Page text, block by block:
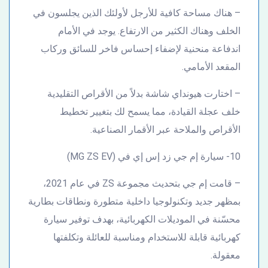
– هناك مساحة كافية للأرجل لأولئك الذين يجلسون في
الخلف وهناك الكثير من الارتفاع. يوجد في الأمام
اندفاعة منحنية لإضفاء إحساس فاخر للسائق وركاب
المقعد الأمامي.
– اختارت هيونداي شاشة بدلاً من الأقراص التقليدية
خلف عجلة القيادة، مما يسمح لك بتغيير تخطيط
الأقراص والملاحة عبر الأقمار الصناعية.
10- سيارة إم جي زد إس إي في (MG ZS EV)
– قامت إم جي بتحديث مجموعة ZS في عام 2021،
بمظهر جديد وتكنولوجيا داخلية متطورة ونطاقات بطارية
محسّنة في الموديلات الكهربائية، بهدف توفير سيارة
كهربائية قابلة للاستخدام ومناسبة للعائلة وتكلفتها
معقولة.